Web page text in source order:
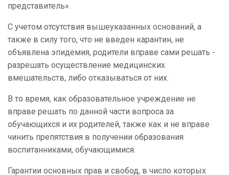
представитель».
С учетом отсутствия вышеуказанных оснований, а
также в силу того, что не введен карантин, не
объявлена эпидемия, родители вправе сами решать -
разрешать осуществление медицинских
вмешательств, либо отказываться от них.
В то время, как образовательное учреждение не
вправе решать по данной части вопроса за
обучающихся и их родителей, также как и не вправе
чинить препятствия в получении образования
воспитанниками, обучающимися.
Гарантии основных прав и свобод, в число которых